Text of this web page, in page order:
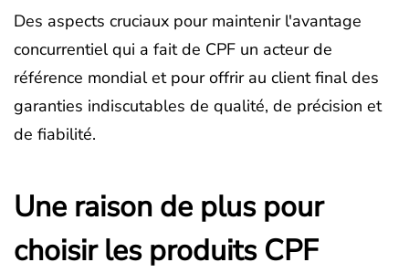
Des aspects cruciaux pour maintenir l'avantage
concurrentiel qui a fait de CPF un acteur de
référence mondial et pour offrir au client final des
garanties indiscutables de qualité, de précision et
de fiabilité.
Une raison de plus pour
choisir les produits CPF